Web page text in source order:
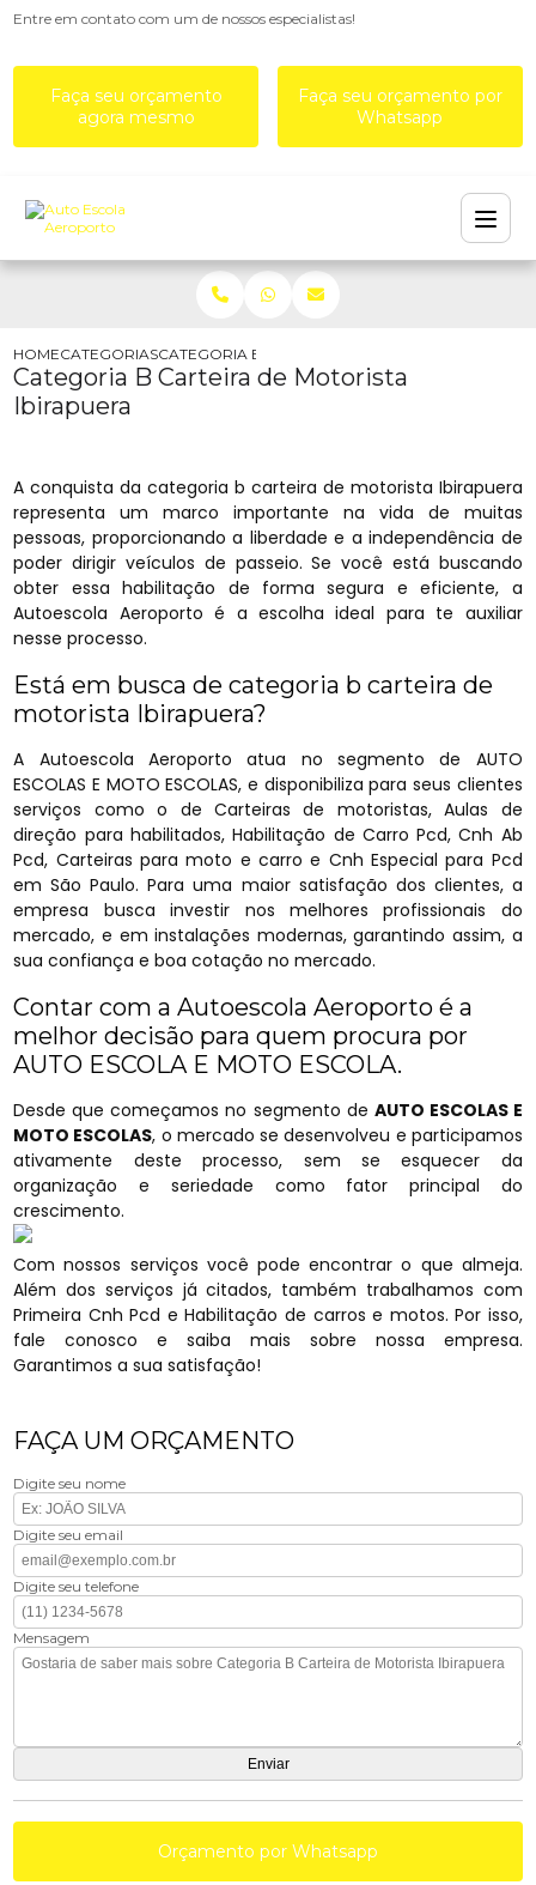
Entre em contato com um de nossos especialistas!
Faça seu orçamento
agora mesmo
Faça seu orçamento por
Whatsapp
HOMECATEGORIASCATEGORIA B CARTEIRA DE MOTORISTA
Categoria B Carteira de Motorista
Ibirapuera
A conquista da categoria b carteira de motorista Ibirapuera
representa um marco importante na vida de muitas
pessoas, proporcionando a liberdade e a independência de
poder dirigir veículos de passeio. Se você está buscando
obter essa habilitação de forma segura e eficiente, a
Autoescola Aeroporto é a escolha ideal para te auxiliar
nesse processo.
Está em busca de categoria b carteira de
motorista Ibirapuera?
A Autoescola Aeroporto atua no segmento de AUTO
ESCOLAS E MOTO ESCOLAS, e disponibiliza para seus clientes
serviços como o de Carteiras de motoristas, Aulas de
direção para habilitados, Habilitação de Carro Pcd, Cnh Ab
Pcd, Carteiras para moto e carro e Cnh Especial para Pcd
em São Paulo. Para uma maior satisfação dos clientes, a
empresa busca investir nos melhores profissionais do
mercado, e em instalações modernas, garantindo assim, a
sua confiança e boa cotação no mercado.
Contar com a Autoescola Aeroporto é a
melhor decisão para quem procura por
AUTO ESCOLA E MOTO ESCOLA.
Desde que começamos no segmento de AUTO ESCOLAS E
MOTO ESCOLAS, o mercado se desenvolveu e participamos
ativamente deste processo, sem se esquecer da
organização e seriedade como fator principal do
crescimento.
Com nossos serviços você pode encontrar o que almeja.
Além dos serviços já citados, também trabalhamos com
Primeira Cnh Pcd e Habilitação de carros e motos. Por isso,
fale conosco e saiba mais sobre nossa empresa.
Garantimos a sua satisfação!
FAÇA UM ORÇAMENTO
Digite seu nome
Digite seu email
Digite seu telefone
Mensagem
Orçamento por Whatsapp